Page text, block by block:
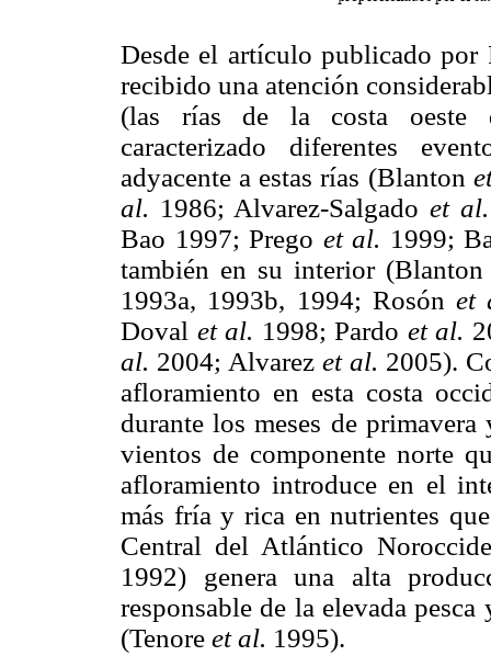
Desde el artículo publicado por
recibido una atención
(las rías de la costa oeste
caracterizado diferentes
adyacente a estas rías (Blanton
al. 1986; Alvarez-Salgado et al.
Bao 1997; Prego et al. 1999;
también en su interior
1993a, 1993b, 1994; Rosónet
Doval et al. 1998; Pardo et al.
al. 2004; Alvarez et al. 2005).
afloramiento en esta costa
durante los meses de
vientos de componente norte
afloramiento introduce en el
más fría y rica en nutrientes
Central del Atlántico
1992) genera una alta
responsable de la elevada
(Tenore et al. 1995).